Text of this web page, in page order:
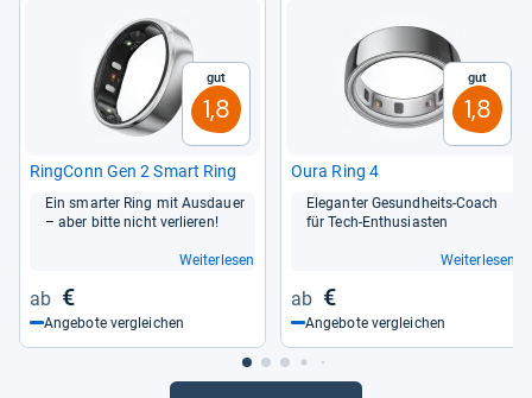
Gut
1,8
Ring­Conn Gen 2 Smart Ring
Ein smar­ter Ring mit Aus­dauer
– aber bitte nicht ver­lie­ren!
Weiterlesen
€
Angebote vergleichen
Gut
1,8
Oura Ring 4
Ele­gan­ter Gesund­heits-​Coach
für Tech-​Enthu­sias­ten
Weiterlesen
€
Angebote vergleichen